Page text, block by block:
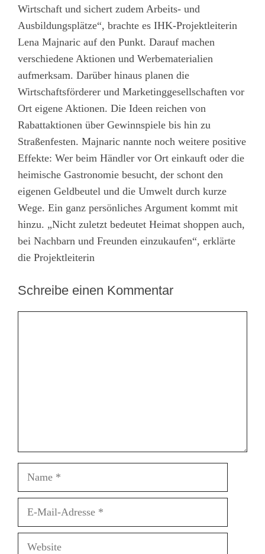
Wirtschaft und sichert zudem Arbeits- und
Ausbildungsplätze“, brachte es IHK-Projektleiterin
Lena Majnaric auf den Punkt. Darauf machen
verschiedene Aktionen und Werbematerialien
aufmerksam. Darüber hinaus planen die
Wirtschaftsförderer und Marketinggesellschaften vor
Ort eigene Aktionen. Die Ideen reichen von
Rabattaktionen über Gewinnspiele bis hin zu
Straßenfesten. Majnaric nannte noch weitere positive
Effekte: Wer beim Händler vor Ort einkauft oder die
heimische Gastronomie besucht, der schont den
eigenen Geldbeutel und die Umwelt durch kurze
Wege. Ein ganz persönliches Argument kommt mit
hinzu. „Nicht zuletzt bedeutet Heimat shoppen auch,
bei Nachbarn und Freunden einzukaufen“, erklärte
die Projektleiterin
Schreibe einen Kommentar
Name
Website